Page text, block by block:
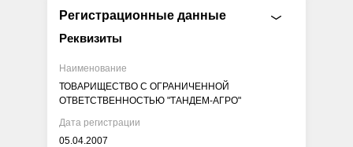
Регистрационные данные
Реквизиты
Наименование
ТОВАРИЩЕСТВО С ОГРАНИЧЕННОЙ
ОТВЕТСТВЕННОСТЬЮ "ТАНДЕМ-АГРО"
Дата регистрации
05.04.2007